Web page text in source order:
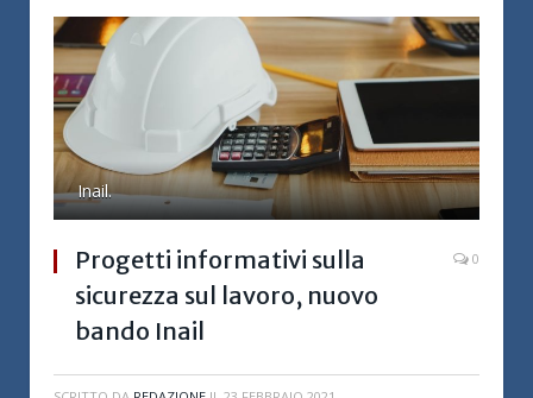
Inail.
Progetti informativi sulla
sicurezza sul lavoro, nuovo
bando Inail
0